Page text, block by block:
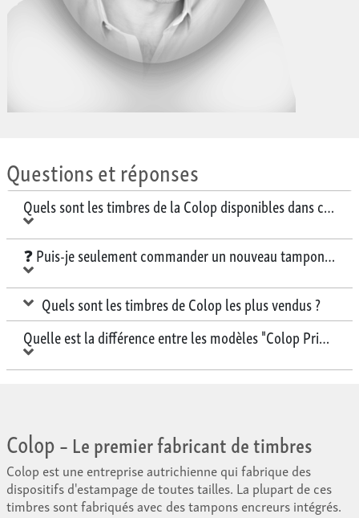
Questions et réponses
Quels sont les timbres de la Colop disponibles dans cette
❓ Puis-je seulement commander un nouveau tampon
Quels sont les timbres de Colop les plus vendus ?
Quelle est la différence entre les modèles "Colop Printer"
Colop– Le premier fabricant de timbres
Colop est une entreprise autrichienne qui fabrique des
dispositifs d'estampage de toutes tailles. La plupart de ces
timbres sont fabriqués avec des tampons encreurs intégrés.